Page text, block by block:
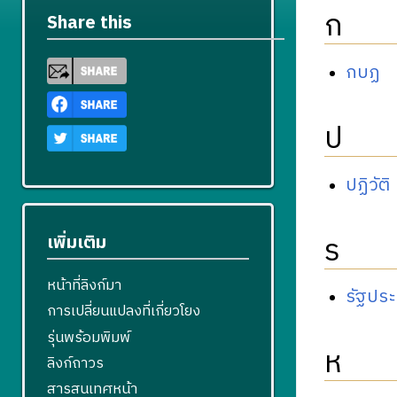
ก
กบฏ
ป
ปฏิวัติ
ร
รัฐปร
ห
Share this
เพิ่มเติม
หน้าที่ลิงก์มา
การเปลี่ยนแปลงที่เกี่ยวโยง
รุ่นพร้อมพิมพ์
ลิงก์ถาวร
สารสนเทศหน้า